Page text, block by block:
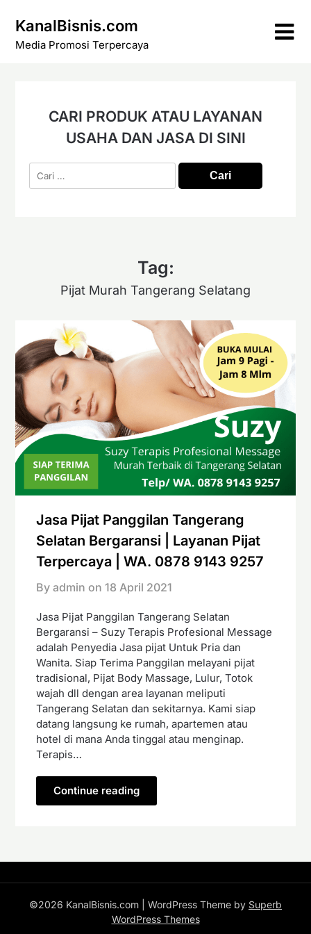
content
KanalBisnis.com
Media Promosi Terpercaya
CARI PRODUK ATAU LAYANAN
USAHA DAN JASA DI SINI
Cari
untuk:
Tag:
Pijat Murah Tangerang Selatang
Jasa Pijat Panggilan Tangerang
Selatan Bergaransi | Layanan Pijat
Terpercaya | WA. 0878 9143 9257
By admin on 18 April 2021
Jasa Pijat Panggilan Tangerang Selatan
Bergaransi – Suzy Terapis Profesional Message
adalah Penyedia Jasa pijat Untuk Pria dan
Wanita. Siap Terima Panggilan melayani pijat
tradisional, Pijat Body Massage, Lulur, Totok
wajah dll dengan area layanan meliputi
Tangerang Selatan dan sekitarnya. Kami siap
datang langsung ke rumah, apartemen atau
hotel di mana Anda tinggal atau menginap.
Terapis…
Continue reading
©2026 KanalBisnis.com | WordPress Theme by Superb
WordPress Themes